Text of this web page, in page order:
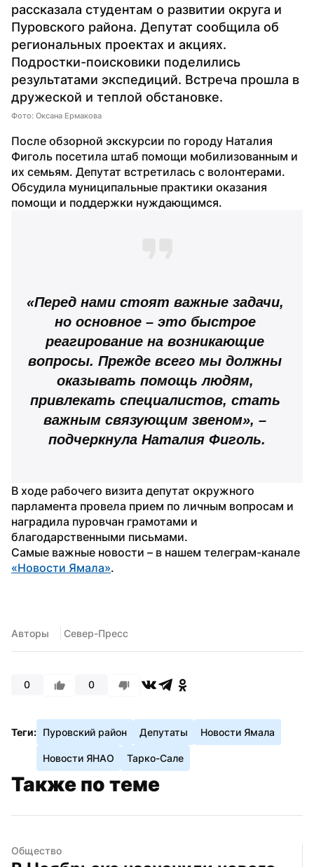
рассказала студентам о развитии округа и
Пуровского района. Депутат сообщила об
региональных проектах и акциях.
Подростки-поисковики поделились
результатами экспедиций. Встреча прошла в
дружеской и теплой обстановке.
Фото: Оксана Ермакова
После обзорной экскурсии по городу Наталия
Фиголь посетила штаб помощи мобилизованным и
их семьям. Депутат встретилась с волонтерами.
Обсудила муниципальные практики оказания
помощи и поддержки нуждающимся.
«Перед нами стоят важные задачи,
но основное – это быстрое
реагирование на возникающие
вопросы. Прежде всего мы должны
оказывать помощь людям,
привлекать специалистов, стать
важным связующим звеном», –
подчеркнула Наталия Фиголь.
В ходе рабочего визита депутат окружного
парламента провела прием по личным вопросам и
наградила пуровчан грамотами и
благодарственными письмами.
«Новости Ямала».
Авторы Север-Пресс
0 0
Теги: Пуровский район Депутаты Новости Ямала
Новости ЯНАО Тарко-Сале
Также по теме
Общество